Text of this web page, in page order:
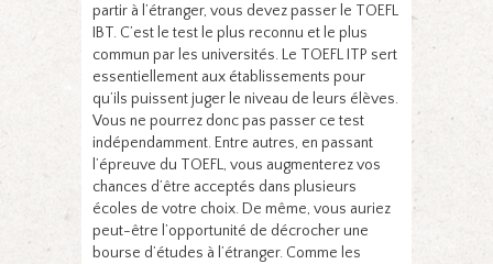
partir à l’étranger, vous devez passer le TOEFL
IBT. C’est le test le plus reconnu et le plus
commun par les universités. Le TOEFL ITP sert
essentiellement aux établissements pour
qu’ils puissent juger le niveau de leurs élèves.
Vous ne pourrez donc pas passer ce test
indépendamment. Entre autres, en passant
l’épreuve du TOEFL, vous augmenterez vos
chances d’être acceptés dans plusieurs
écoles de votre choix. De même, vous auriez
peut-être l’opportunité de décrocher une
bourse d’études à l’étranger. Comme les